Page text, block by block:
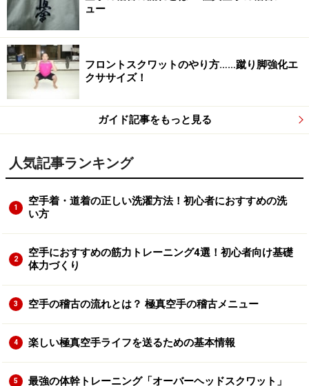
ュー
フロントスクワットのやり方……蹴り脚強化エ
クササイズ！
ガイド記事をもっと見る
人気記事ランキング
1
空手着・道着の正しい洗濯方法！初心者におすすめの洗
い方
2
空手におすすめの筋力トレーニング4選！初心者向け基礎
体力づくり
3 空手の稽古の流れとは？ 極真空手の稽古メニュー
4 楽しい極真空手ライフを送るための基本情報
5 最強の体幹トレーニング「オーバーヘッドスクワット」